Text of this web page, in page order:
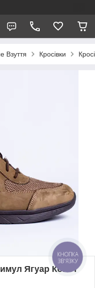
Взуття Кросівки
Ягуар Койот
КНОПКА
ЗВ'ЯЗКУ